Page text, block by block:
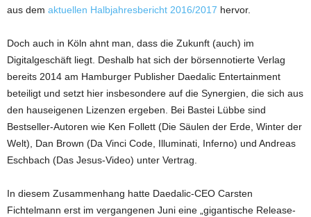
aus dem aktuellen Halbjahresbericht 2016/2017 hervor.
Doch auch in Köln ahnt man, dass die Zukunft (auch) im
Digitalgeschäft liegt. Deshalb hat sich der börsennotierte Verlag
bereits 2014 am Hamburger Publisher Daedalic Entertainment
beteiligt und setzt hier insbesondere auf die Synergien, die sich aus
den hauseigenen Lizenzen ergeben. Bei Bastei Lübbe sind
Bestseller-Autoren wie Ken Follett (Die Säulen der Erde, Winter der
Welt), Dan Brown (Da Vinci Code, Illuminati, Inferno) und Andreas
Eschbach (Das Jesus-Video) unter Vertrag.
In diesem Zusammenhang hatte Daedalic-CEO Carsten
Fichtelmann erst im vergangenen Juni eine „gigantische Release-